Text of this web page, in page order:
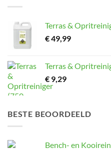
Terras &
€49,99
Terras &
€ 9,29
BESTE BEOORDEELD
Bench- en